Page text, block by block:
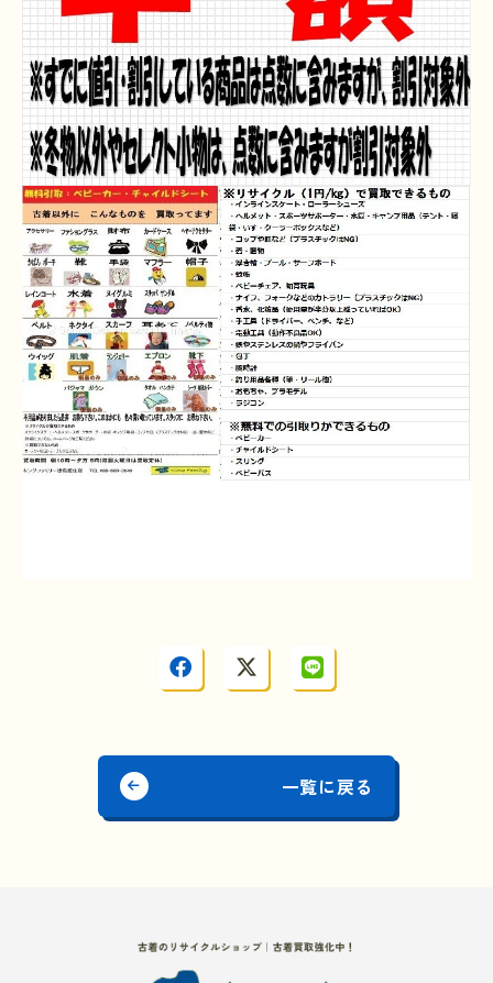
一覧に戻る